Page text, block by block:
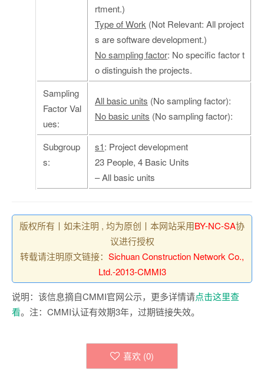
rtment.)
Type of Work (Not Relevant: All project
s are software development.)
No sampling factor: No specific factor t
o distinguish the projects.
Sampling
Factor Val
ues:
All basic units (No sampling factor):
No basic units (No sampling factor):
Subgroup
s:
s1: Project development
23 People, 4 Basic Units
– All basic units
版权所有丨如未注明 , 均为原创丨本网站采用BY-NC-SA协
议进行授权
转载请注明原文链接： Sichuan Construction Network Co.,
Ltd.-2013-CMMI3
说明：该信息摘自CMMI官网公示，更多详情请点击这里查
看。注：CMMI认证有效期3年，过期链接失效。
喜欢 (0)